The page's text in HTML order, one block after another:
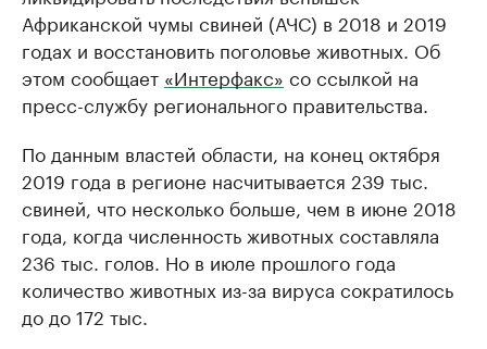
Африканской чумы свиней (АЧС) в 2018 и 2019
годах и восстановить поголовье животных. Об
этом сообщает «Интерфакс» со ссылкой на
пресс-службу регионального правительства.
По данным властей области, на конец октября
2019 года в регионе насчитывается 239 тыс.
свиней, что несколько больше, чем в июне 2018
года, когда численность животных составляла
236 тыс. голов. Но в июле прошлого года
количество животных из-за вируса сократилось
до до 172 тыс.